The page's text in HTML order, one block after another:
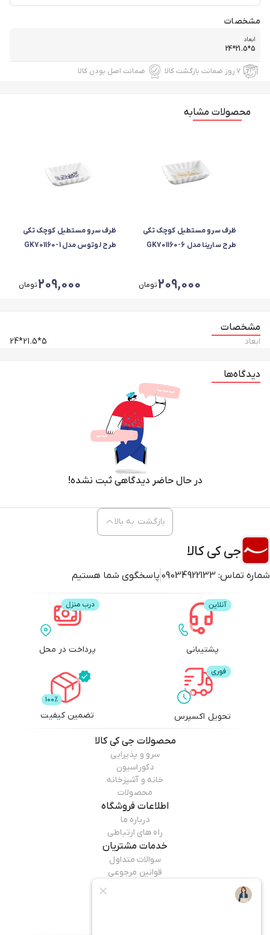
مشخصات
ابعاد
5*21.5*24
۷ روز ضمانت بازگشت کالا ضمانت اصل بودن کالا
محصولات مشابه
ظرف سرو مستطیل کوچک تکی
طرح سارینا مدل GK701160-6
209,000تومان
ظرف سرو مستطیل کوچک تکی
طرح لوتوس مدل GK701160-1
209,000تومان
مشخصات
ابعاد 5*21.5*24
دیدگاه‌ها
در حال حاضر دیدگاهی ثبت نشده!
جی کی کالا
شماره تماس: 09034922133 پاسخگوی شما هستیم
بازگشت به بالا
پشتیبانی پرداخت در محل
تحویل اکسپرس تضمین کیفیت
محصولات جی کی کالا
سرو و پذیرایی
دکوراسیون
خانه و آشپزخانه
محصولات
اطلاعات فروشگاه
درباره ما
راه های ارتباطی
خدمات مشتریان
سوالات متداول
قوانین مرجوعی